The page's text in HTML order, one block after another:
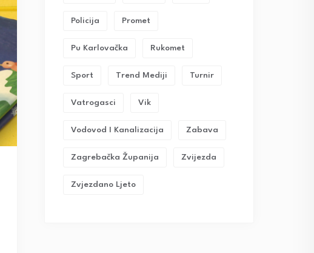
Policija Promet
Pu Karlovačka Rukomet
Sport Trend Mediji Turnir
Vatrogasci Vik
Vodovod I Kanalizacija Zabava
Zagrebačka Županija Zvijezda
Zvjezdano Ljeto